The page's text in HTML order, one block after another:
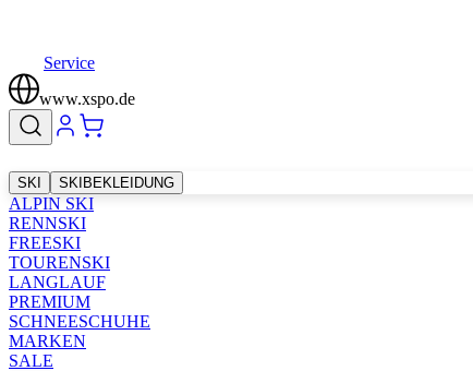
Service
www.xspo.de
SKI SKIBEKLEIDUNG
ALPIN SKI
RENNSKI
FREESKI
TOURENSKI
LANGLAUF
PREMIUM
SCHNEESCHUHE
MARKEN
SALE